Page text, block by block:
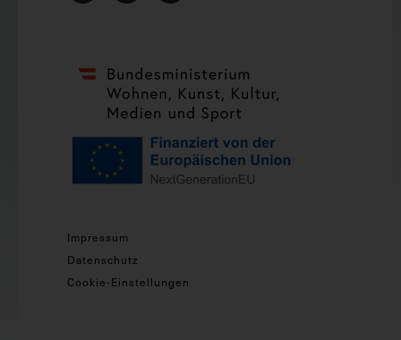
Impressum
Datenschutz
Cookie-Einstellungen